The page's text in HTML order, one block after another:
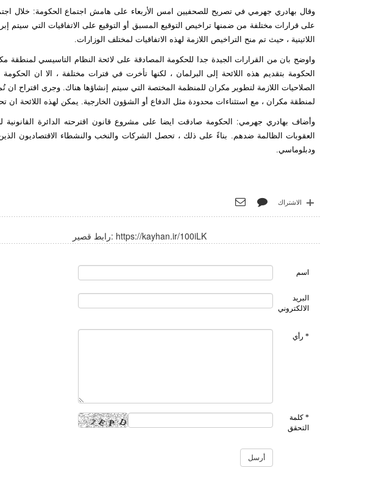
وقال بهادري جهرمي في تصريح للصحفيين امس الأربعاء على هامش اجتماع الحكومة: خلال
على قرارات مختلفة من ضمنها تراخيص التوقيع المسبق أو التوقيع على الاتفاقيات التي سيتم
اللاتينية ، حيث تم منح التراخيص اللازمة لهذه الاتفاقيات لمختلف الوزارات.
واوضح بان من القرارات الجيدة جدا للحكومة المصادقة على لائحة النظام التاسيسي
الحكومة بتقديم هذه اللائحة إلى البرلمان ، لكنها تأخرت في فترات مختلفة ، الا ان
الصلاحيات اللازمة لتطوير مكران للمنظمة المختصة التي سيتم إنشاؤها هناك. وجرى اقتراح ان
لمنطقة مكران ، مع استثناءات محدودة مثل الدفاع أو الشؤون الخارجية. يمكن لهذه اللائحة ان
وأضاف بهادري جهرمي: الحكومة صادقت ايضا على مشروع قانون اقترحته الدائرة القانونية
العقوبات الظالمة ضدهم. بناءً على ذلك ، تحصل الشركات والنخب والنشطاء الاقتصاديون
ودبلوماسي.
الاشتراك
رابط قصير: https://kayhan.ir/100iLK
اسم
البريد
الالكتروني
* رأي
* كلمة
التحقق